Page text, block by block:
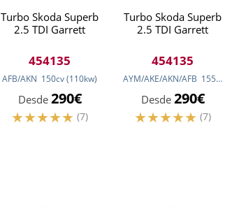
Turbo Skoda Superb
2.5 TDI Garrett
454135
AFB/AKN 150cv(110kw)
Desde 290€
(7)
Turbo Skoda Superb
2.5 TDI Garrett
454135
AYM/AKE/AKN/AFB 155cv
Desde 290€
(7)